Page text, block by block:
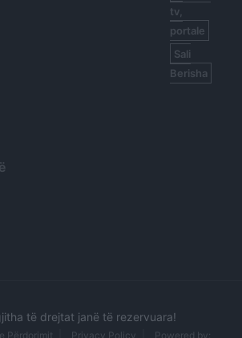
tv,
portale
Sali
Berisha
të drejtat janë të rezervuara!
Përdorimit Privacy Policy Powered by: